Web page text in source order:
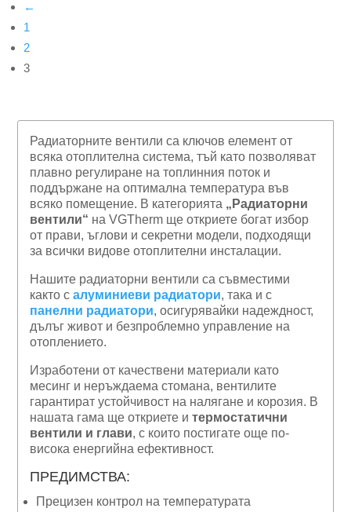
←
1
2
3
Радиаторните вентили са ключов елемент от
всяка отоплителна система, тъй като позволяват
плавно регулиране на топлинния поток и
поддържане на оптимална температура във
всяко помещение. В категорията „Радиаторни
вентили“ на VGTherm ще откриете богат избор
от прави, ъглови и секретни модели, подходящи
за всички видове отоплителни инсталации.
Нашите радиаторни вентили са съвместими
както салуминиеви радиатори, така и с
панелни радиатори, осигурявайки надеждност,
дълъг живот и безпроблемно управление на
отоплението.
Изработени от качествени материали като
месинг и неръждаема стомана, вентилите
гарантират устойчивост на налягане и корозия. В
нашата гама ще откриете итермостатични
вентили и глави, с които постигате още по-
висока енергийна ефективност.
ПРЕДИМСТВА:
Прецизен контрол на температурата